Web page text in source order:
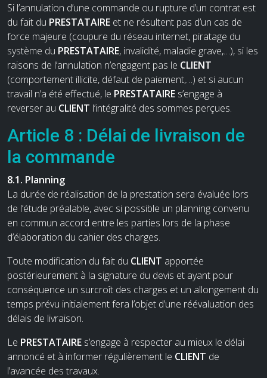
Si l’annulation d’une commande ou rupture d’un contrat est
du fait du PRESTATAIRE et ne résultent pas d’un cas de
force majeure (coupure du réseau internet, piratage du
système du PRESTATAIRE, invalidité, maladie grave,…), si les
raisons de l’annulation n’engagent pas le CLIENT
(comportement illicite, défaut de paiement,…) et si aucun
travail n’a été effectué, le PRESTATAIRE s’engage à
reverser au CLIENT l’intégralité des sommes perçues.
Article 8 : Délai de livraison de
la commande
8.1. Planning
La durée de réalisation de la prestation sera évaluée lors
de l’étude préalable, avec si possible un planning convenu
en commun accord entre les parties lors de la phase
d’élaboration du cahier des charges.
Toute modification du fait du CLIENT apportée
postérieurement à la signature du devis et ayant pour
conséquence un surcroît des charges et un allongement du
temps prévu initialement fera l’objet d’une réévaluation des
délais de livraison.
Le PRESTATAIRE s’engage à respecter au mieux le délai
annoncé et à informer régulièrement le CLIENT de
l’avancée des travaux.